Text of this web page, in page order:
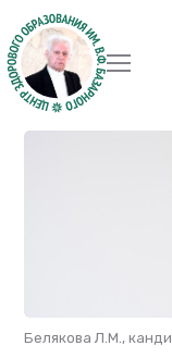
Белякова Л.М.,